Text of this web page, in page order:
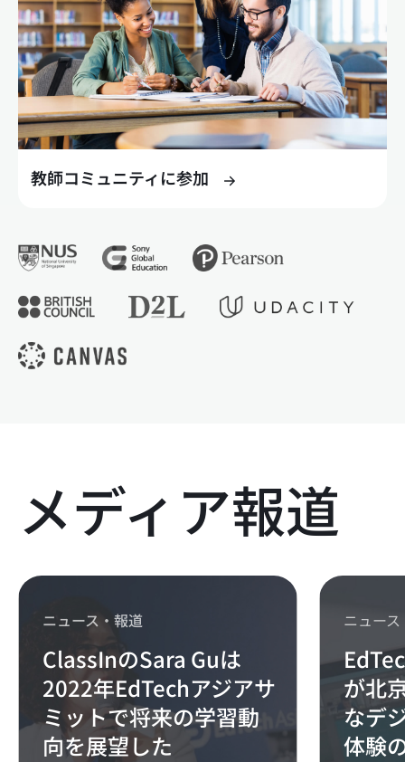
教師コミュニティに参加
メディア報道
ニュース・報道
ClassInのSara Guは
2022年EdTechアジアサ
ミットで将来の学習動
向を展望した
ニュー
が北
なデ
体験